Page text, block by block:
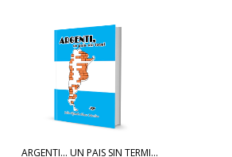
ARGENTI... UN PAIS SIN TERMI...